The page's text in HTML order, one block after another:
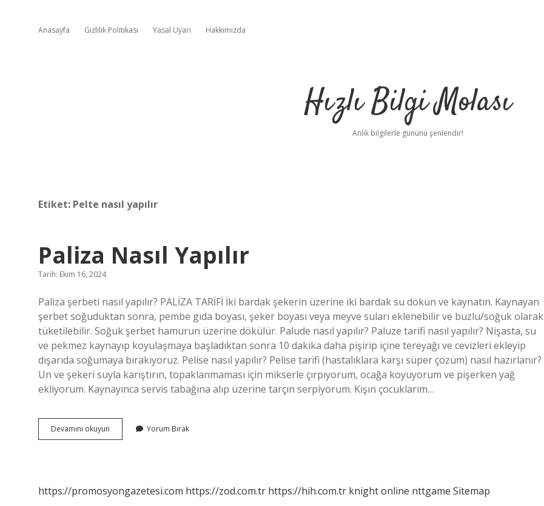
Anasayfa Gizlilik Politikası Yasal Uyarı Hakkımızda
Hızlı Bilgi Molası
Anlık bilgilerle gününü şenlendir!
Etiket: Pelte nasıl yapılır
Paliza Nasıl Yapılır
Tarih: Ekim 16, 2024
Paliza şerbeti nasıl yapılır? PALİZA TARİFİ İki bardak şekerin üzerine iki bardak su dökün ve kaynatın. Kaynayan
şerbet soğuduktan sonra, pembe gıda boyası, şeker boyası veya meyve suları eklenebilir ve buzlu/soğuk olarak
tüketilebilir. Soğuk şerbet hamurun üzerine dökülür. Palude nasıl yapılır? Paluze tarifi nasıl yapılır? Nişasta, su
ve pekmez kaynayıp koyulaşmaya başladıktan sonra 10 dakika daha pişirip içine tereyağı ve cevizleri ekleyip
dışarıda soğumaya bırakıyoruz. Pelise nasıl yapılır? Pelise tarifi (hastalıklara karşı süper çözüm) nasıl hazırlanır?
Un ve şekeri suyla karıştırın, topaklanmaması için mikserle çırpıyorum, ocağa koyuyorum ve pişerken yağ
ekliyorum. Kaynayınca servis tabağına alıp üzerine tarçın serpiyorum. Kışın çocuklarım…
Devamını okuyun
Nasıl
Yorum Bırak
https://promosyongazetesi.com https://zod.com.tr https://hih.com.tr knight online nttgame Sitemap